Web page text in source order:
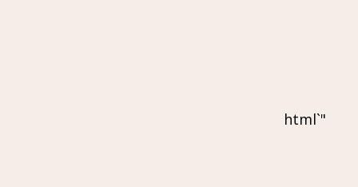
"`html